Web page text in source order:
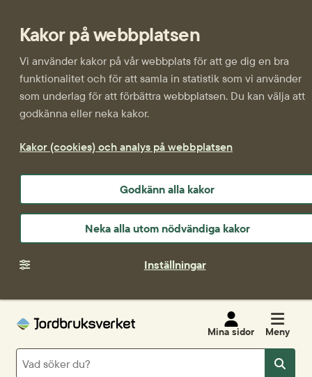
Kakor på webbplatsen
Vi använder kakor på vår webbplats för att ge dig en bra
funktionalitet och för att samla in statistik som vi använder
som underlag för att förbättra webbplatsen. Du kan välja att
godkänna eller neka kakor.
Kakor (cookies) och analys på webbplatsen
Godkänn alla kakor
Neka alla utom nödvändiga kakor
Inställningar
Mina sidor Meny
Sök
Sök